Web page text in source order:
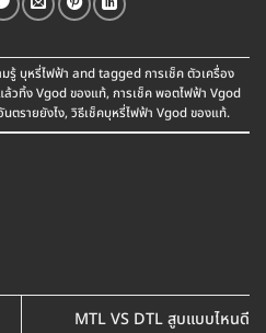
มรู้ บุหรี่ไฟฟ้า and taggedการเช็ค ตัวเครื่อง
ล้วทิ้ง Vgod ของแท้, การเช็ค พอตไฟฟ้า Vgod
ตรายยังไง, วิธีเช็คบุหรี่ไฟฟ้า Vgod ของแท้.
MTL VS DTL สูบแบบไหนดี